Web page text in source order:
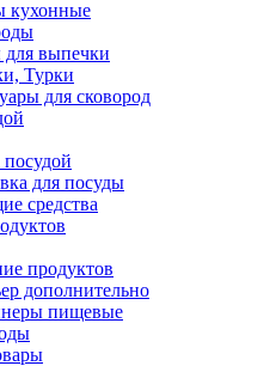
кухонные
выпечки
Турки
для сковород
посудой
для посуды
средства
продуктов
дополнительно
пищевые